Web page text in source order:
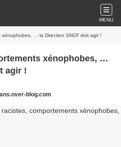
MENU
xénophobes, … la Direction SNCF doit agir !
xénophobes, …
agir !
blog.com